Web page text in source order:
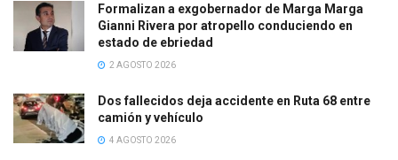
Formalizan a exgobernador de Marga Marga
Gianni Rivera por atropello conduciendo en
estado de ebriedad
2 AGOSTO 2026
Dos fallecidos deja accidente en Ruta 68 entre
camión y vehículo
4 AGOSTO 2026